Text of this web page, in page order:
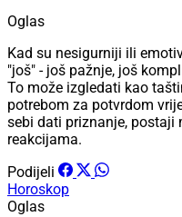
Oglas
Kad su nesigurniji ili
"još" - još pažnje, još
To može izgledati kao
potrebom za potvrdom
sebi dati priznanje,
reakcijama.
Podijeli
Horoskop
Oglas